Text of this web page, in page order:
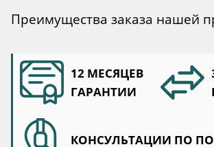
Преимущества заказа нашей
12 МЕСЯЦЕВ
ГАРАНТИИ
КОНСУЛЬТАЦИИ ПО